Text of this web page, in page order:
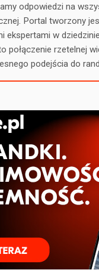
odpowiedzi na
Portal tworzony
ekspertami w
połączenie rzetelnej
podejścia do